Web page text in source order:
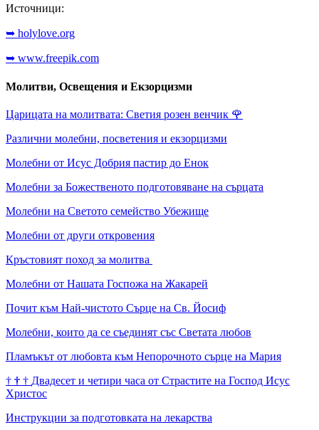
Источници:
➥ holylove.org
➥ www.freepik.com
Молитви, Освещения и Екзорцизми
Царицата на молитвата: Светия розен венчик 🌹
Различни молебни, посветения и екзорцизми
Молебни от Исус Добрия пастир до Енок
Молебни за Божественото подготовяване на сърцата
Молебни на Светото семейство Убежище
Молебни от други откровения
Кръстовият поход за молитва
Молебни от Нашата Госпожа на Жакарей
Почит към Най-чистото Сърце на Св. Йосиф
Молебни, които да се съединят със Светата любов
Пламъкът от любовта към Непорочното сърце на Мария
† † † Двадесет и четири часа от Страстите на Господ Исус
Христос
Инструкции за подготовката на лекарства